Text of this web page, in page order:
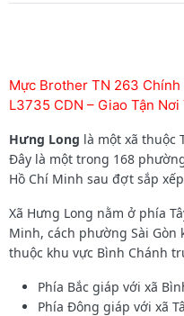
Mực Brother TN 263
L3735 CDN – Giao Tận
Hưng Long là một xã thuộc
Đây là một trong 168
Hồ Chí Minh sau đợt sắp
Xã Hưng Long nằm ở phía
Minh, cách phường Sài Gòn
thuộc khu vực Bình Chánh
Phía Bắc giáp với xã
Phía Đông giáp với xã